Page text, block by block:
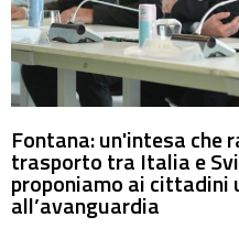
Fontana: un'intesa
trasporto tra Italia e
proponiamo ai
all’avanguardia